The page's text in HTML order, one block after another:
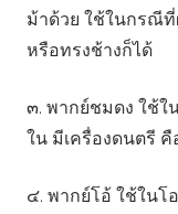
ม้าด้วย ใช้ในกรณีที่
หรือทรงช้างก็ได้
๓. พากย์ชมดง ใช้ใ
ใน มีเครื่องดนตรี
๔. พากย์โอ้ ใช้ในโ